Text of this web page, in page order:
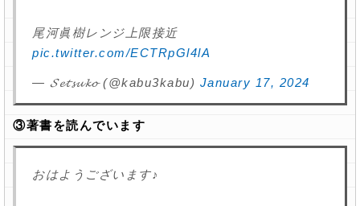
尾河眞樹レンジ上限接近
pic.twitter.com/ECTRpGl4lA
— 𝓢𝓮𝓽𝓼𝓾𝓴𝓸 (@kabu3kabu) January 17, 2024
③著書を読んでいます
おはようございます♪